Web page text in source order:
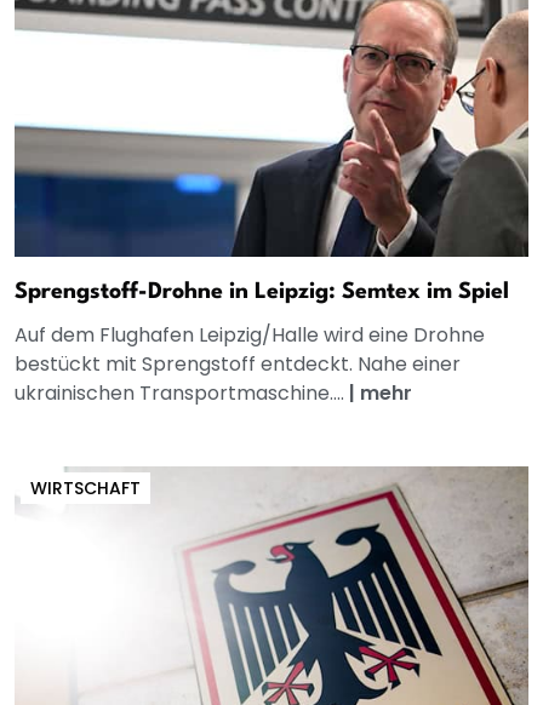
Sprengstoff-Drohne in Leipzig: Semtex im Spiel
Auf dem Flughafen Leipzig/Halle wird eine Drohne
bestückt mit Sprengstoff entdeckt. Nahe einer
ukrainischen Transportmaschine.... | mehr
WIRTSCHAFT